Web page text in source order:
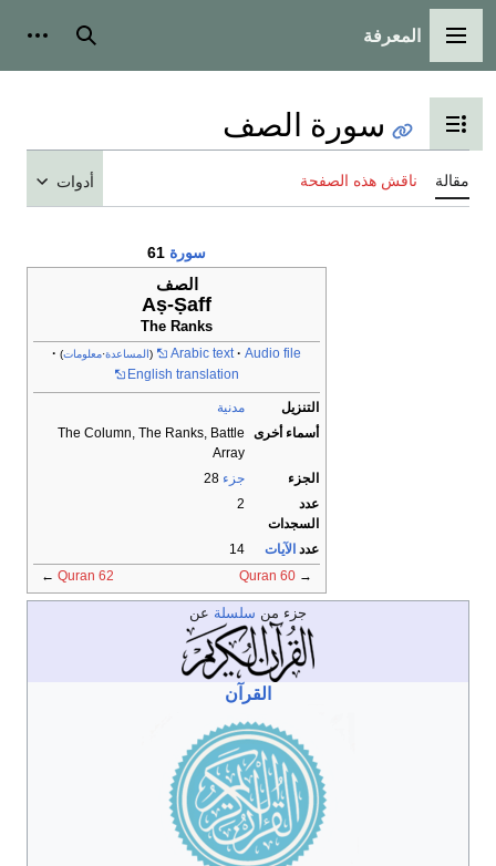
القائمة الرئيسية
المعرفة بحث
تبديل عرض جدول المحتويات
سورة الصف
مقالة ناقش هذه الصفحة أدوات
سورة
الصف
Aṣ-Ṣaff
The Ranks
Arabic text Audio file
(المساعدة·معلومات)
English translation
التنزيل
مدنية
أسماء أخرى
The Column, The Ranks, Battle
Array
الجزء
جزء
عدد
السجدات
2
عدد الآيات
14
→
Quran 60
Quran 62
←
جزء من سلسلة عن
القرآن